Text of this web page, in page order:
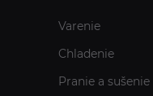
Varenie
Chladenie
Pranie a sušenie